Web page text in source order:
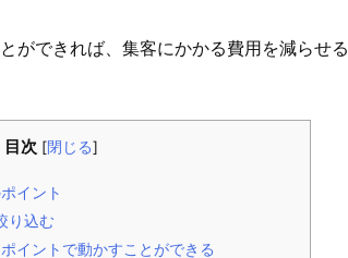
ができれば、集客にかかる費用を減らせ
目次 [閉じる]
イント
り込む
イントで動かすことができる